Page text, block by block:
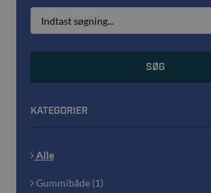
SØG
KATEGORIER
Alle
Gummibåde (1)